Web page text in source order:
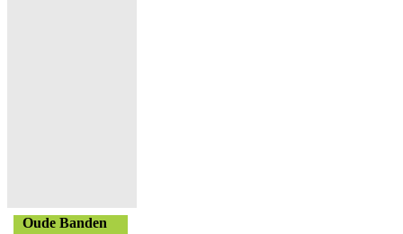
Oude Banden